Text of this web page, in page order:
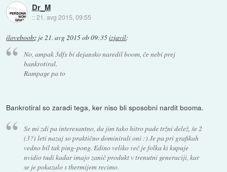
Dr_M
::21. avg 2015, 09:55
iloveboobz je 21. avg 2015 ob 09:35izjavil:
No, ampak 3dfx bi dejansko naredil boom, če nebi prej
bankrotiral.
Rampage pa to
Bankrotiral so zaradi tega, ker niso bli sposobni nardit booma.
Se mi zdi pa interesantno, da jim tako hitro pade tržni delež, še 2
(3?) leti nazaj so praktično dominirali oni :) Je pa pri grafikah
vedno bil tak ping-pong. Edino veliko več je folka ki kupuje
nvidio tudi kadar imajo zanič produkt v trenutni generaciji, kar
se je pokazalo s thermijem recimo.